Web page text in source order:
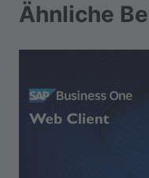
Ähnliche